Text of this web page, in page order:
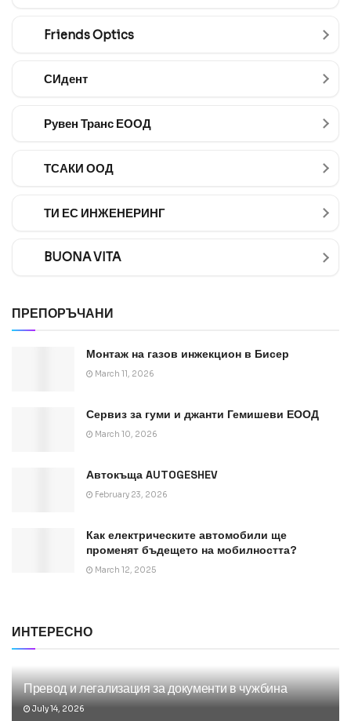
Friends Optics
СИдент
Рувен Транс ЕООД
ТСАКИ ООД
ТИ ЕС ИНЖЕНЕРИНГ
BUONA VITA
ПРЕПОРЪЧАНИ
Монтаж на газов инжекцион в Бисер
March 11, 2026
Сервиз за гуми и джанти Гемишеви ЕООД
March 10, 2026
Автокъща AUTOGESHEV
February 23, 2026
Как електрическите автомобили ще
променят бъдещето на мобилността?
March 12, 2025
ИНТЕРЕСНО
Превод и легализация за документи в чужбина
July 14, 2026